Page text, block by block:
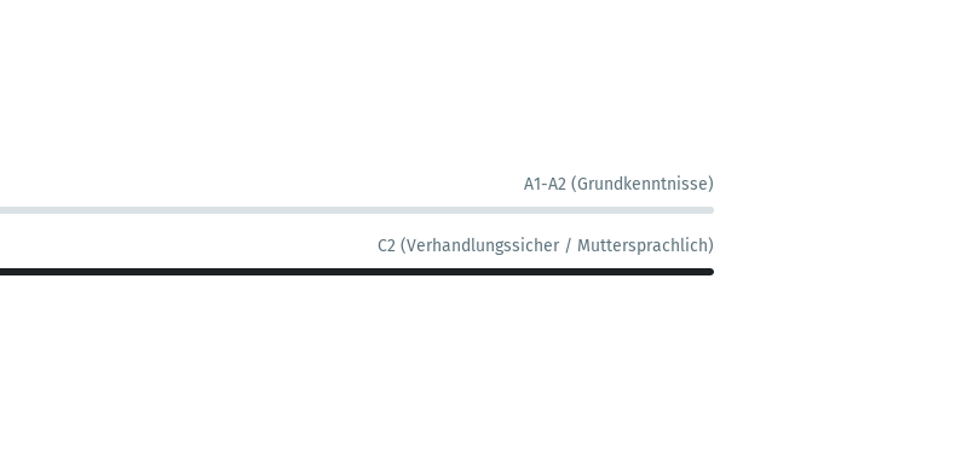
A1-A2 (Grundkenntnisse)
C2 (Verhandlungssicher / Muttersprachlich)